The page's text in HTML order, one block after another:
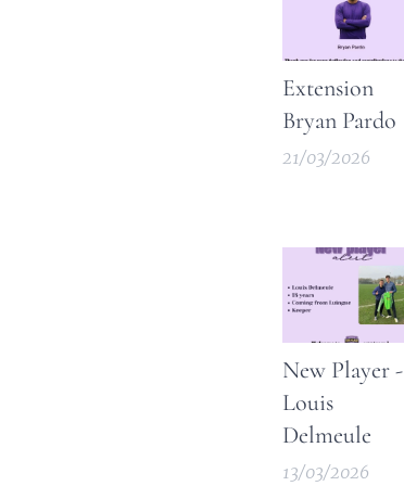
Extension
Bryan Pardo
21/03/2026
New Player -
Louis
Delmeule
13/03/2026